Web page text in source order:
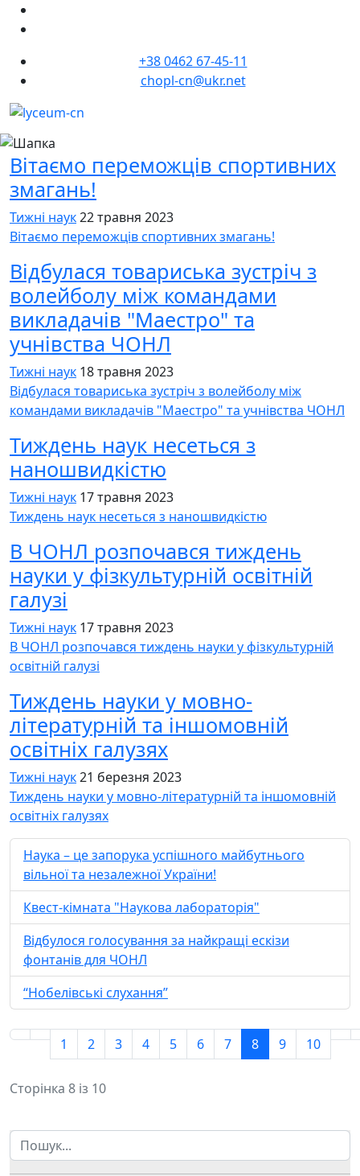
+38 0462 67-45-11
chopl-cn@ukr.net
Вітаємо переможців спортивних
змагань!
Тижні наук22 травня 2023
Вітаємо переможців спортивних змагань!
Відбулася товариська зустріч з
волейболу між командами
викладачів "Маестро" та
учнівства ЧОНЛ
Тижні наук 18 травня 2023
Відбулася товариська зустріч з волейболу між
командами викладачів "Маестро" та учнівства ЧОНЛ
Тиждень наук несеться з
наношвидкістю
Тижні наук 17 травня 2023
Тиждень наук несеться з наношвидкістю
В ЧОНЛ розпочався тиждень
науки у фізкультурній освітній
галузі
Тижні наук 17 травня 2023
В ЧОНЛ розпочався тиждень науки у фізкультурній
освітній галузі
Тиждень науки у мовно-
літературній та іншомовній
освітніх галузях
Тижні наук21 березня 2023
Тиждень науки у мовно-літературній та іншомовній
освітніх галузях
Наука – це запорука успішного майбутнього
вільної та незалежної України!
Квест-кімната "Наукова лабораторія"
Відбулося голосування за найкращі ескізи
фонтанів для ЧОНЛ
“Нобелівські слухання”
1 2 3 4 5 6 7 8 9 10
Сторінка 8 із 10
Пошук